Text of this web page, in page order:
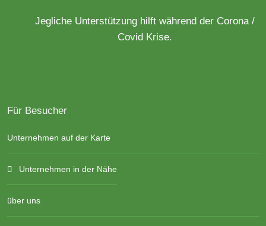
Jegliche Unterstützung hilft während der Corona /
Covid Krise.
Für Besucher
Unternehmen auf der Karte
Unternehmen in der Nähe
über uns